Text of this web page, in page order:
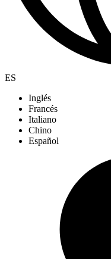
ES
Inglés
Francés
Italiano
Chino
Español